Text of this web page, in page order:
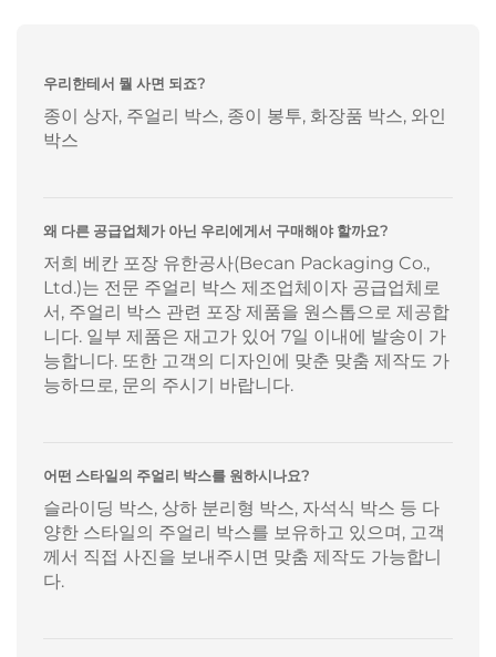
우리한테서 뭘 사면 되죠?
종이 상자, 주얼리 박스, 종이 봉투, 화장품 박스, 와인
박스
왜 다른 공급업체가 아닌 우리에게서 구매해야 할까요?
저희 베칸 포장 유한공사(Becan Packaging Co.,
Ltd.)는 전문 주얼리 박스 제조업체이자 공급업체로
서, 주얼리 박스 관련 포장 제품을 원스톱으로 제공합
니다. 일부 제품은 재고가 있어 7일 이내에 발송이 가
능합니다. 또한 고객의 디자인에 맞춘 맞춤 제작도 가
능하므로, 문의 주시기 바랍니다.
어떤 스타일의 주얼리 박스를 원하시나요?
슬라이딩 박스, 상하 분리형 박스, 자석식 박스 등 다
양한 스타일의 주얼리 박스를 보유하고 있으며, 고객
께서 직접 사진을 보내주시면 맞춤 제작도 가능합니
다.